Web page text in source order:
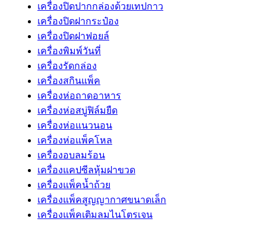
เครื่องปิดปากกล่องด้วยเทปกาว
เครื่องปิดฝากระป๋อง
เครื่องปิดฝาฟอยล์
เครื่องพิมพ์วันที่
เครื่องรัดกล่อง
เครื่องสกินแพ็ค
เครื่องห่อถาดอาหาร
เครื่องห่อสบู่ฟิล์มยืด
เครื่องห่อแนวนอน
เครื่องห่อแพ็คโหล
เครื่องอบลมร้อน
เครื่องแคปซีลหุ้มฝาขวด
เครื่องแพ็คน้ำถ้วย
เครื่องแพ็คสูญญากาศขนาดเล็ก
เครื่องแพ็คเติมลมไนโตรเจน